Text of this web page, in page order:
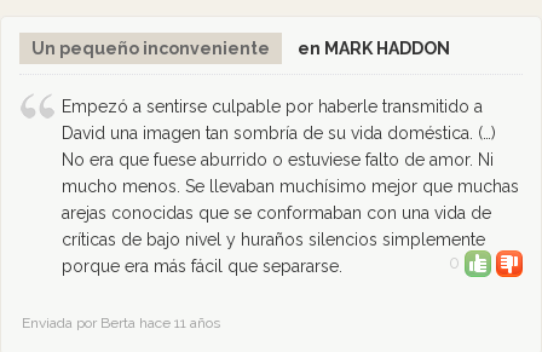
Un pequeño inconveniente en MARK HADDON
Empezó a sentirse culpable por haberle transmitido a
David una imagen tan sombría de su vida doméstica. (…)
No era que fuese aburrido o estuviese falto de amor. Ni
mucho menos. Se llevaban muchísimo mejor que muchas
arejas conocidas que se conformaban con una vida de
críticas de bajo nivel y huraños silencios simplemente
porque era más fácil que separarse.
0
Enviada por Berta hace 11 años